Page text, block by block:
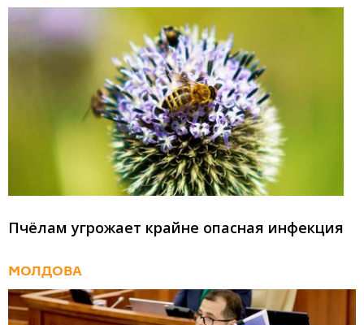
Пчёлам угрожает крайне опасная инфекция
МОЛДОВА